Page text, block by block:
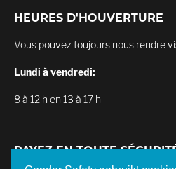
HEURES D'HOUVERTURE
Vous pouvez toujours nous rendre
Lundi à vendredi:
8 à 12 h en 13 à 17 h
PAYEZ EN TOUTE